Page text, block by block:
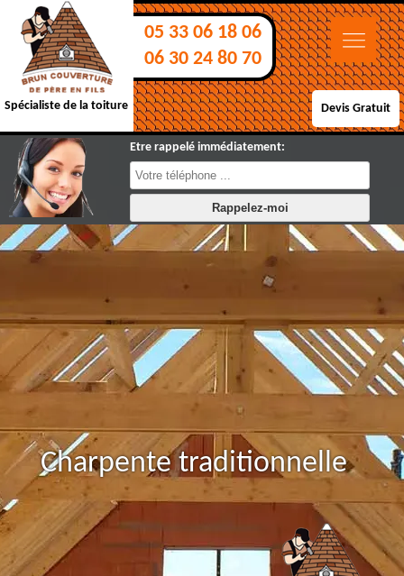
Spécialiste de la toiture
05 33 06 18 06
06 30 24 80 70
Devis Gratuit
Etre rappelé immédiatement:
Charpente traditionnelle